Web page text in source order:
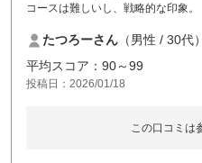
コースは難しいし、戦略的な印象。
たつろーさん （男性 / 30代）
平均スコア：90～99
投稿日：2026/01/18
この口コミは